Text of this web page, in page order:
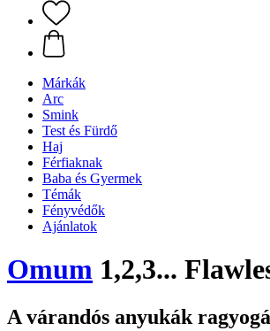
Márkák
Arc
Smink
Test és Fürdő
Haj
Férfiaknak
Baba és Gyermek
Témák
Fényvédők
Ajánlatok
Omum 1,2,3...
A várandós anyukák